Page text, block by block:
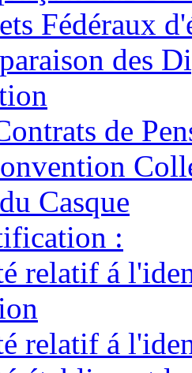
Fédéraux
des
de
Casque
:
relatif á
relatif á